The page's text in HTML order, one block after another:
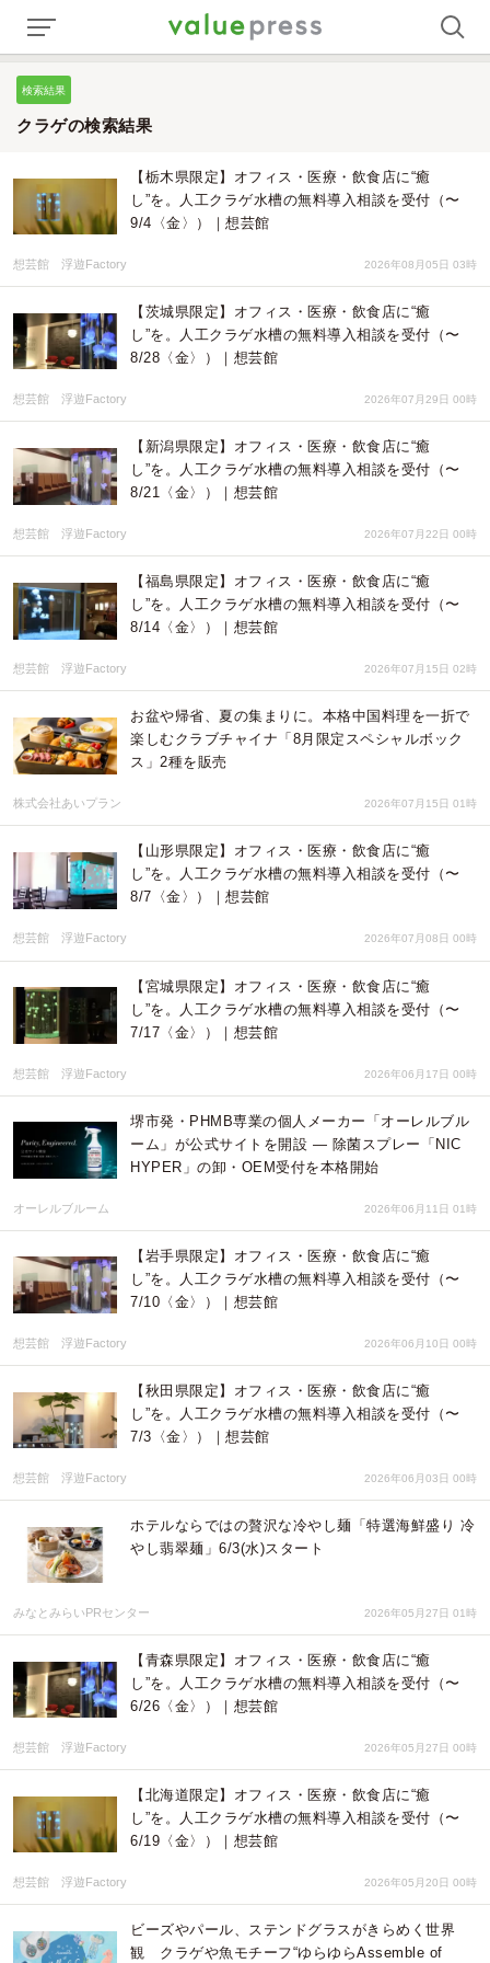
検索結果
クラゲの検索結果
【栃木県限定】オフィス・医療・飲食店に“癒
し”を。人工クラゲ水槽の無料導入相談を受付（〜
9/4〈金〉）｜想芸館
想芸館 浮遊Factory 2026年08月05日 03時
【茨城県限定】オフィス・医療・飲食店に“癒
し”を。人工クラゲ水槽の無料導入相談を受付（〜
8/28〈金〉）｜想芸館
想芸館 浮遊Factory 2026年07月29日 00時
【新潟県限定】オフィス・医療・飲食店に“癒
し”を。人工クラゲ水槽の無料導入相談を受付（〜
8/21〈金〉）｜想芸館
想芸館 浮遊Factory 2026年07月22日 00時
【福島県限定】オフィス・医療・飲食店に“癒
し”を。人工クラゲ水槽の無料導入相談を受付（〜
8/14〈金〉）｜想芸館
想芸館 浮遊Factory 2026年07月15日 02時
お盆や帰省、夏の集まりに。本格中国料理を一折で
楽しむクラブチャイナ「8月限定スペシャルボック
ス」2種を販売
株式会社あいプラン 2026年07月15日 01時
【山形県限定】オフィス・医療・飲食店に“癒
し”を。人工クラゲ水槽の無料導入相談を受付（〜
8/7〈金〉）｜想芸館
想芸館 浮遊Factory 2026年07月08日 00時
【宮城県限定】オフィス・医療・飲食店に“癒
し”を。人工クラゲ水槽の無料導入相談を受付（〜
7/17〈金〉）｜想芸館
想芸館 浮遊Factory 2026年06月17日 00時
堺市発・PHMB専業の個人メーカー「オーレルブル
ーム」が公式サイトを開設 ― 除菌スプレー「NIC
HYPER」の卸・OEM受付を本格開始
オーレルブルーム 2026年06月11日 01時
【岩手県限定】オフィス・医療・飲食店に“癒
し”を。人工クラゲ水槽の無料導入相談を受付（〜
7/10〈金〉）｜想芸館
想芸館 浮遊Factory 2026年06月10日 00時
【秋田県限定】オフィス・医療・飲食店に“癒
し”を。人工クラゲ水槽の無料導入相談を受付（〜
7/3〈金〉）｜想芸館
想芸館 浮遊Factory 2026年06月03日 00時
ホテルならではの贅沢な冷やし麺「特選海鮮盛り 冷
やし翡翠麺」6/3(水)スタート
みなとみらいPRセンター 2026年05月27日 01時
【青森県限定】オフィス・医療・飲食店に“癒
し”を。人工クラゲ水槽の無料導入相談を受付（〜
6/26〈金〉）｜想芸館
想芸館 浮遊Factory 2026年05月27日 00時
【北海道限定】オフィス・医療・飲食店に“癒
し”を。人工クラゲ水槽の無料導入相談を受付（〜
6/19〈金〉）｜想芸館
想芸館 浮遊Factory 2026年05月20日 00時
ビーズやパール、ステンドグラスがきらめく世界
観 クラゲや魚モチーフ“ゆらゆらAssemble of